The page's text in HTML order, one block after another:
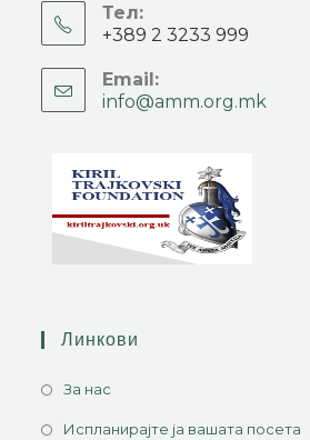
Тел:
+389 2 3233 999
Email:
info@amm.org.mk
Линкови
За нас
Испланирајте ја вашата посета